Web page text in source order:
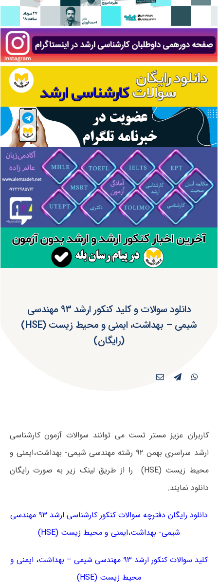
دانلود سوالات و کلید کنکور ارشد ۹۳ مهندسی
شیمی – بهداشت، ایمنی و محیط زیست (HSE)
(رایگان)
کاربران عزیز مستر تست می توانند سوالات آزمون کارشناسی
ارشد سراسری بهمن ۹۲ رشته مهندسی شیمی- بهداشت،ایمنی و
محیط زیست (HSE) را از طریق لینک زیر به صورت رایگان
دانلود نمایند.
دانلود رایگان دفترچه سوالات کنکور کارشناسی ارشد ۹۳ مهندسی
شیمی- بهداشت،ایمنی و محیط زیست (HSE)
کلید سوالات کنکور ارشد ۹۳ مهندسی شیمی – بهداشت، ایمنی و
محیط زیست (HSE)